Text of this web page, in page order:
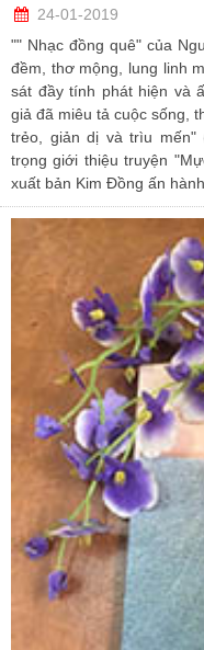
24-01-2019
"" Nhạc đồng quê" của
đềm, thơ mộng, lung linh
sát đầy tính phát hiện và
giả đã miêu tả cuộc sống,
trẻo, giản dị và trìu mến"
trọng giới thiệu truyện
xuất bản Kim Đồng ấn